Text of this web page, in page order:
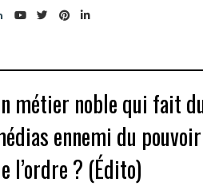
métier noble qui fait
ennemi du pouvoir
l’ordre ? (Édito)